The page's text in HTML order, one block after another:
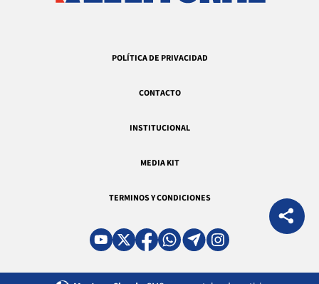
POLÍTICA DE PRIVACIDAD
CONTACTO
INSTITUCIONAL
MEDIA KIT
TERMINOS Y CONDICIONES